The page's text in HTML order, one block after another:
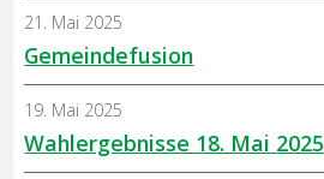
Gemeindefusion
21. Mai 2025
Wahlergebnisse 18. Mai 2025
19. Mai 2025